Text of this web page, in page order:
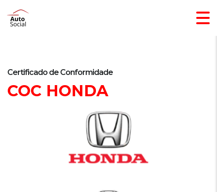
Certificado de Conformidade
COC HONDA